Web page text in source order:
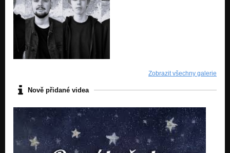
Zobrazit všechny galerie
Nově přidané videa